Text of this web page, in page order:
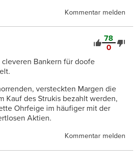
Kommentar melden
78
0
Bankern für doofe
versteckten Margen die
Kauf des Strukis bezahlt werden,
Ohrfeige im häufiger mit der
Aktien.
Kommentar melden